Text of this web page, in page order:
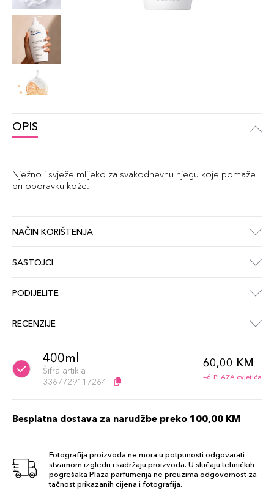
OPIS
Nježno i svježe mlijeko za svakodnevnu njegu koje pomaže
pri oporavku kože.
NAČIN KORIŠTENJA
SASTOJCI
PODIJELITE
RECENZIJE
400ml
Šifra artikla
3367729117264
60,00 KM
+6 PLAZA cvjetića
Besplatna dostava za narudžbe preko 100,00 KM
Fotografija proizvoda ne mora u potpunosti odgovarati
stvarnom izgledu i sadržaju proizvoda. U slučaju tehničkih
pogrešaka Plaza parfumerija ne preuzima odgovornost za
tačnost prikazanih cijena i fotografija.